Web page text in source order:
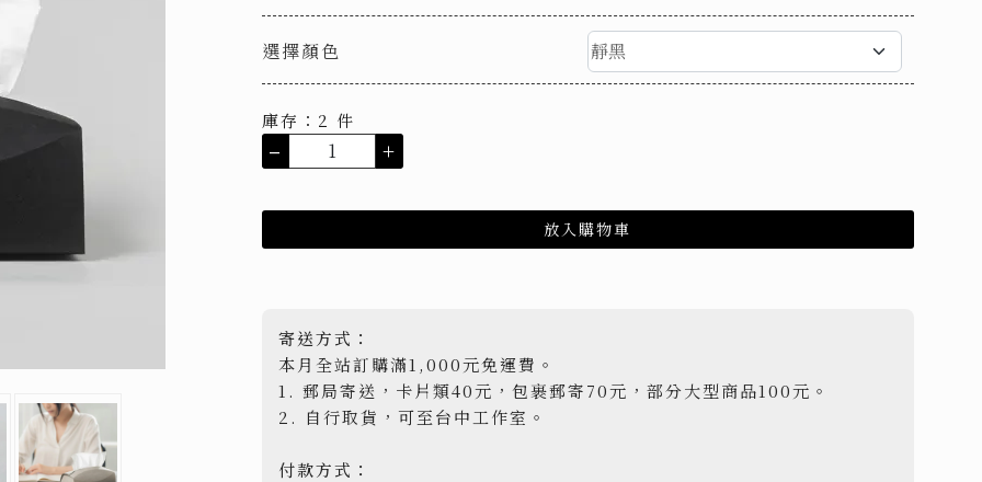
選擇顏色
庫存：2 件
– +
放入購物車
寄送方式：
本月全站訂購滿1,000元免運費。
1. 郵局寄送，卡片類40元，包裹郵寄70元，部分大型商品100元。
2. 自行取貨，可至台中工作室。
付款方式：